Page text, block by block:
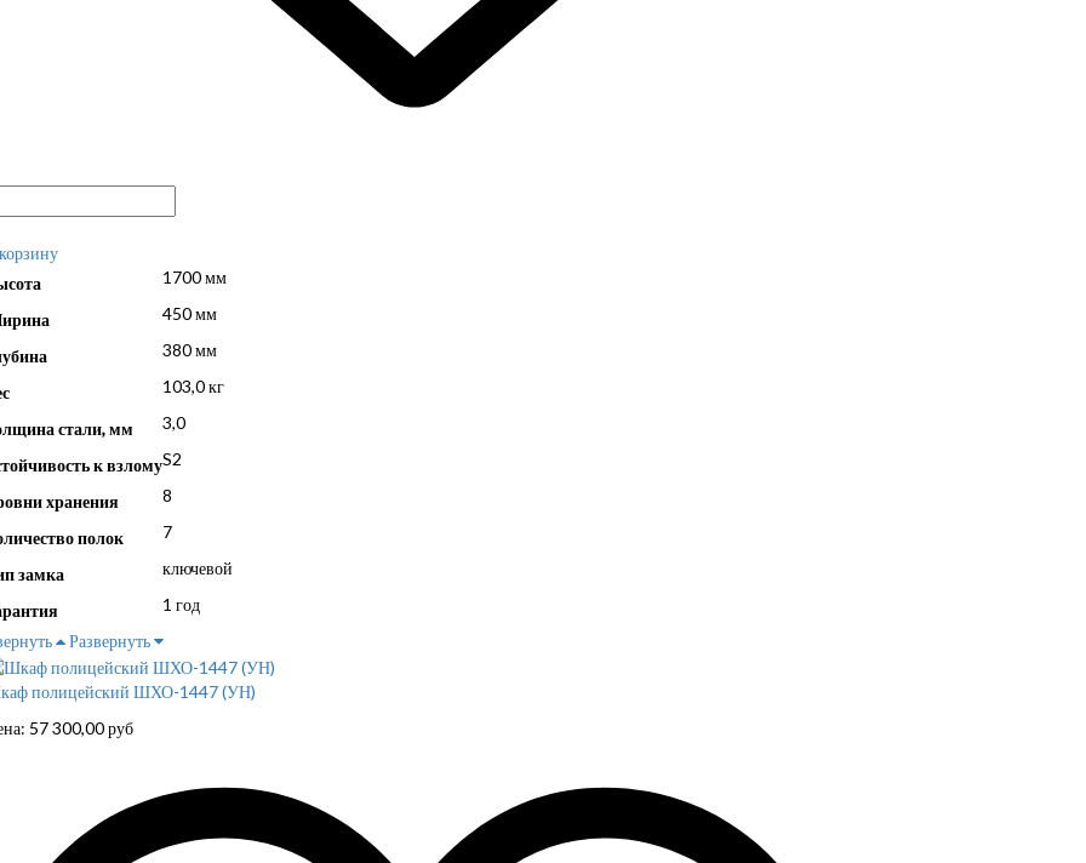
1700 мм
450 мм
380 мм
103,0 кг
стали, мм 3,0
к взломуS2
хранения 8
полок 7
замка ключевой
1 год
Развернуть
полицейский ШХО-1447 (УН)
57 300,00руб